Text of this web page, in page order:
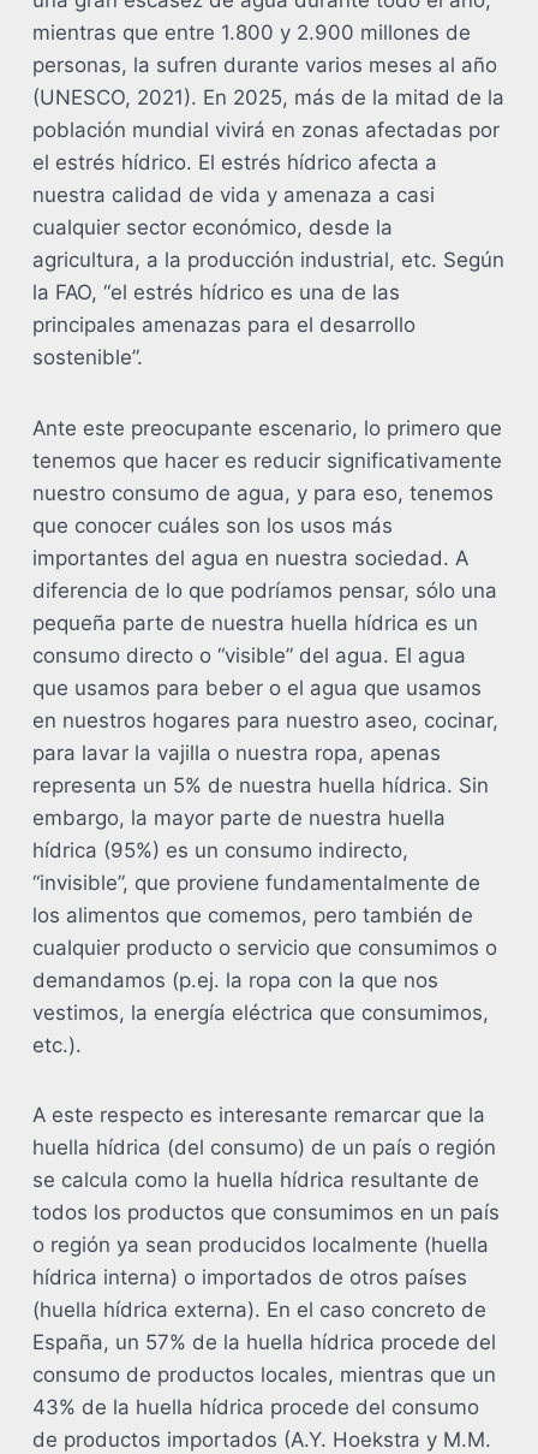
mientras que entre 1.800 y 2.900 millones de
personas, la sufren durante varios meses al año
(UNESCO, 2021). En 2025, más de la mitad de la
población mundial vivirá en zonas afectadas por
el estrés hídrico. El estrés hídrico afecta a
nuestra calidad de vida y amenaza a casi
cualquier sector económico, desde la
agricultura, a la producción industrial, etc. Según
la FAO, “el estrés hídrico es una de las
principales amenazas para el desarrollo
sostenible”.
Ante este preocupante escenario, lo primero que
tenemos que hacer es reducir significativamente
nuestro consumo de agua, y para eso, tenemos
que conocer cuáles son los usos más
importantes del agua en nuestra sociedad. A
diferencia de lo que podríamos pensar, sólo una
pequeña parte de nuestra huella hídrica es un
consumo directo o “visible” del agua. El agua
que usamos para beber o el agua que usamos
en nuestros hogares para nuestro aseo, cocinar,
para lavar la vajilla o nuestra ropa, apenas
representa un 5% de nuestra huella hídrica. Sin
embargo, la mayor parte de nuestra huella
hídrica (95%) es un consumo indirecto,
“invisible”, que proviene fundamentalmente de
los alimentos que comemos, pero también de
cualquier producto o servicio que consumimos o
demandamos (p.ej. la ropa con la que nos
vestimos, la energía eléctrica que consumimos,
etc.).
A este respecto es interesante remarcar que la
huella hídrica (del consumo) de un país o región
se calcula como la huella hídrica resultante de
todos los productos que consumimos en un país
o región ya sean producidos localmente (huella
hídrica interna) o importados de otros países
(huella hídrica externa). En el caso concreto de
España, un 57% de la huella hídrica procede del
consumo de productos locales, mientras que un
43% de la huella hídrica procede del consumo
de productos importados (A.Y. Hoekstra y M.M.